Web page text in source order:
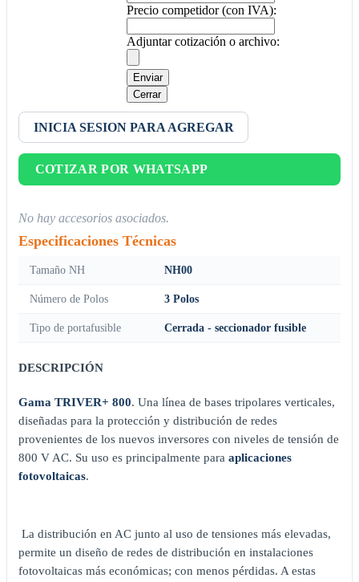
Precio competidor (con IVA):
Adjuntar cotización o archivo:
Enviar
Cerrar
INICIA SESION PARA AGREGAR
COTIZAR POR WHATSAPP
No hay accesorios asociados.
Especificaciones Técnicas
Tamaño NH NH00
Número de Polos 3 Polos
Tipo de portafusible Cerrada - seccionador fusible
DESCRIPCIÓN
Gama TRIVER+ 800. Una línea de bases tripolares verticales,
diseñadas para la protección y distribución de redes
provenientes de los nuevos inversores con niveles de tensión de
800 V AC. Su uso es principalmente para aplicaciones
fotovoltaicas.
La distribución en AC junto al uso de tensiones más elevadas,
permite un diseño de redes de distribución en instalaciones
fotovoltaicas más económicas; con menos pérdidas. A estas